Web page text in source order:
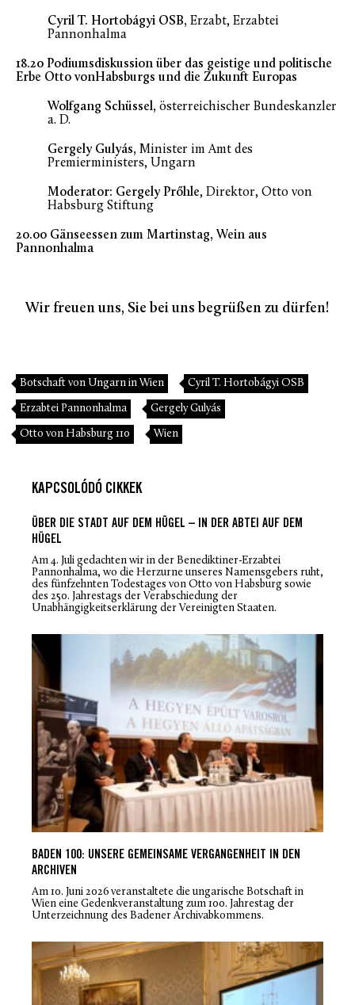
Cyril T. Hortobágyi OSB, Erzabt, Erzabtei
Pannonhalma
18.20 Podiumsdiskussion über das geistige und politische
Erbe Otto vonHabsburgs und die Zukunft Europas
Wolfgang Schüssel, österreichischer Bundeskanzler
a. D.
Gergely Gulyás, Minister im Amt des
Premierministers, Ungarn
Moderator: Gergely Prőhle, Direktor, Otto von
Habsburg Stiftung
20.00 Gänseessen zum Martinstag, Wein aus
Pannonhalma
Wir freuen uns, Sie bei uns begrüßen zu dürfen!
Botschaft von Ungarn in Wien Cyril T. Hortobágyi OSB
Erzabtei Pannonhalma Gergely Gulyás
Otto von Habsburg 110 Wien
KAPCSOLÓDÓ CIKKEK
ÜBER DIE STADT AUF DEM HÜGEL – IN DER ABTEI AUF DEM
HÜGEL
Am 4. Juli gedachten wir in der Benediktiner-Erzabtei
Pannonhalma, wo die Herzurne unseres Namensgebers ruht,
des fünfzehnten Todestages von Otto von Habsburg sowie
des 250. Jahrestags der Verabschiedung der
Unabhängigkeitserklärung der Vereinigten Staaten.
BADEN 100: UNSERE GEMEINSAME VERGANGENHEIT IN DEN
ARCHIVEN
Am 10. Juni 2026 veranstaltete die ungarische Botschaft in
Wien eine Gedenkveranstaltung zum 100. Jahrestag der
Unterzeichnung des Badener Archivabkommens.